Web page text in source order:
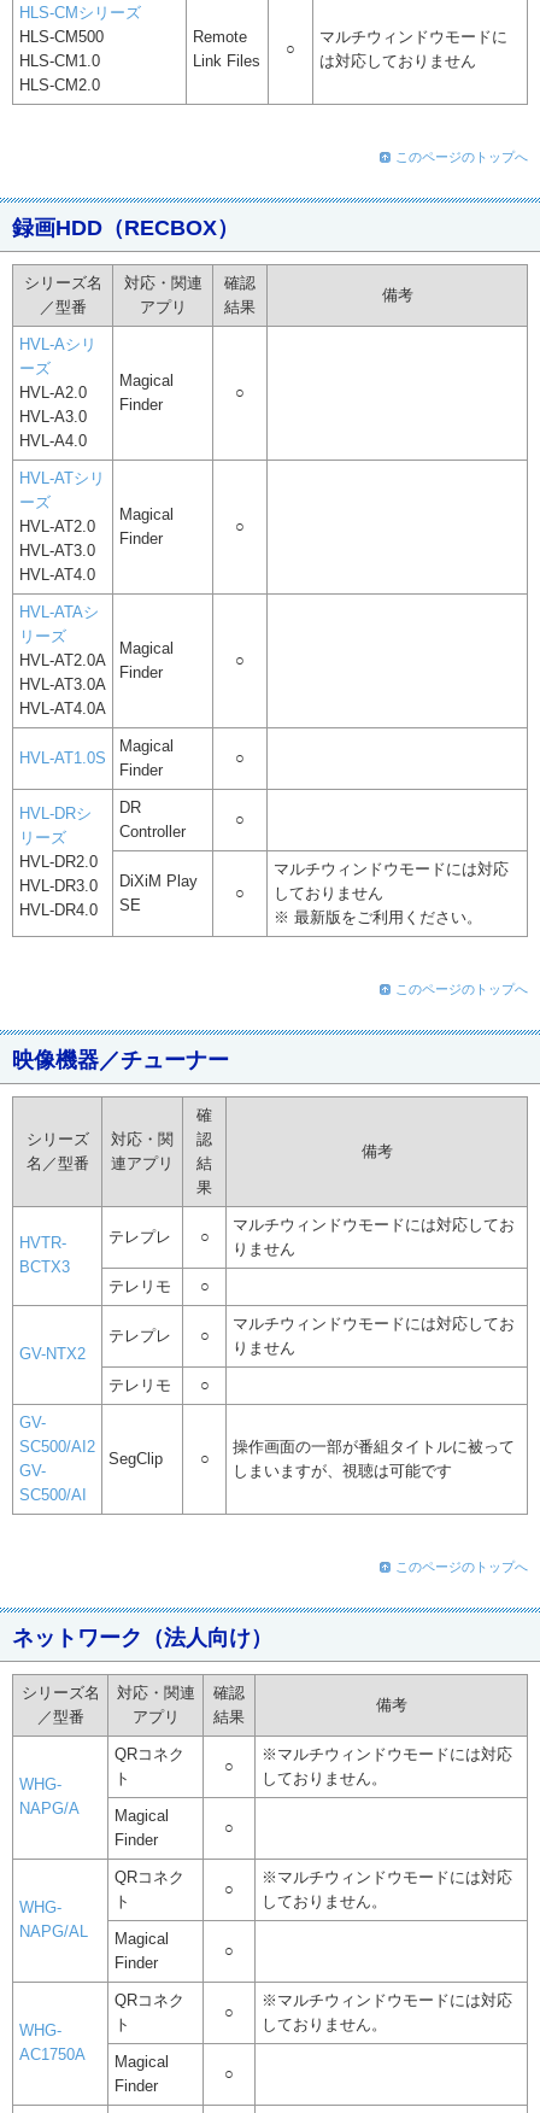
HLS-CMシリーズ
HLS-CM500
HLS-CM1.0
HLS-CM2.0
Remote
Link Files
○
マルチウィンドウモードに
は対応しておりません
このページのトップへ
録画HDD（RECBOX）
シリーズ名
／型番
対応・関連
アプリ
確認
結果
備考
HVL-Aシリ
ーズ
HVL-A2.0
HVL-A3.0
HVL-A4.0
Magical
Finder
○
HVL-ATシリ
ーズ
HVL-AT2.0
HVL-AT3.0
HVL-AT4.0
Magical
Finder
○
HVL-ATAシ
リーズ
HVL-AT2.0A
HVL-AT3.0A
HVL-AT4.0A
Magical
Finder
○
HVL-AT1.0S
Magical
Finder
○
HVL-DRシ
リーズ
HVL-DR2.0
HVL-DR3.0
HVL-DR4.0
DR
Controller
○
DiXiM Play
SE
○
マルチウィンドウモードには対応
しておりません
※ 最新版をご利用ください。
このページのトップへ
映像機器／チューナー
シリーズ
名／型番
対応・関
連アプリ
確
認
結
果
備考
HVTR-
BCTX3
テレプレ ○
マルチウィンドウモードには対応してお
りません
テレリモ ○
GV-NTX2
テレプレ ○
マルチウィンドウモードには対応してお
りません
テレリモ ○
GV-
SC500/AI2
GV-
SC500/AI
SegClip ○
操作画面の一部が番組タイトルに被って
しまいますが、視聴は可能です
このページのトップへ
ネットワーク（法人向け）
シリーズ名
／型番
対応・関連
アプリ
確認
結果
備考
WHG-
NAPG/A
QRコネク
ト
○
※マルチウィンドウモードには対応
しておりません。
Magical
Finder
○
WHG-
NAPG/AL
QRコネク
ト
○
※マルチウィンドウモードには対応
しておりません。
Magical
Finder
○
WHG-
AC1750A
QRコネク
ト
○
※マルチウィンドウモードには対応
しておりません。
Magical
Finder
○